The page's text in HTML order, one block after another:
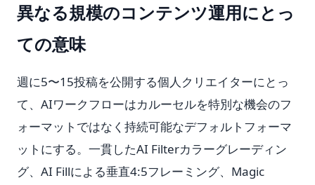
異なる規模のコンテンツ運用にとっ
ての意味
週に5〜15投稿を公開する個人クリエイターにとっ
て、AIワークフローはカルーセルを特別な機会のフ
ォーマットではなく持続可能なデフォルトフォーマ
ットにする。一貫したAI Filterカラーグレーディン
グ、AI Fillによる垂直4:5フレーミング、Magic